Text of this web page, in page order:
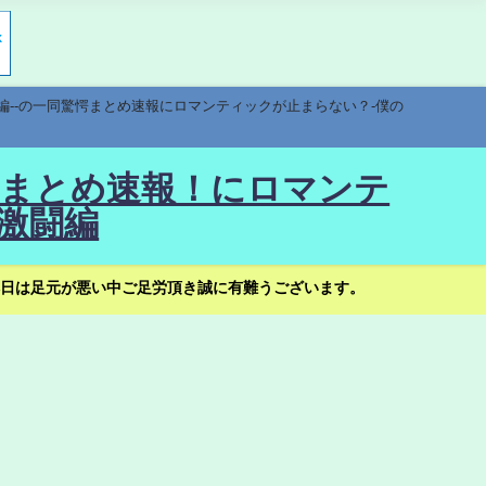
の一同驚愕まとめ速報にロマンティックが止まらない？-僕の
とめ速報！にロマンテ
闘編
足元が悪い中ご足労頂き誠に有難うございます。